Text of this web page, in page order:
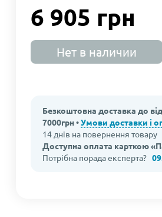
6 905 грн
Нет в наличии
Безкоштовна доставка до
7000грн •Умови доставки і
14 днів на повернення товару
Доступна оплата карткою
Потрібна порада експерта?